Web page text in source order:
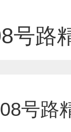
号路
号路